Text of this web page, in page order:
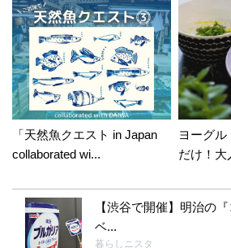
「天然魚クエスト in Japan
collaborated wi...
ヨーグル
だけ！大
【渋谷で開催】明治の
ベ...
暮らしニスタ